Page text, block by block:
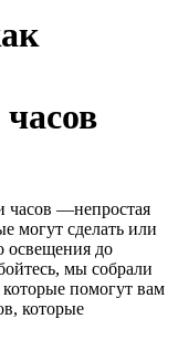
часов —непростая
могут сделать или
освещения до
мы собрали
которые помогут вам
которые